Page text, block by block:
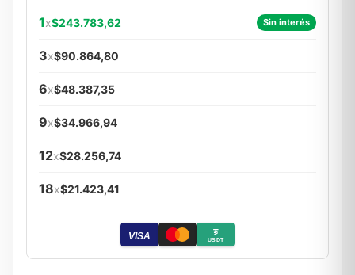
1x$243.783,62 Sin interés
3x$90.864,80
6x$48.387,35
9x$34.966,94
12x$28.256,74
18x$21.423,41
VISA ₮
USDT